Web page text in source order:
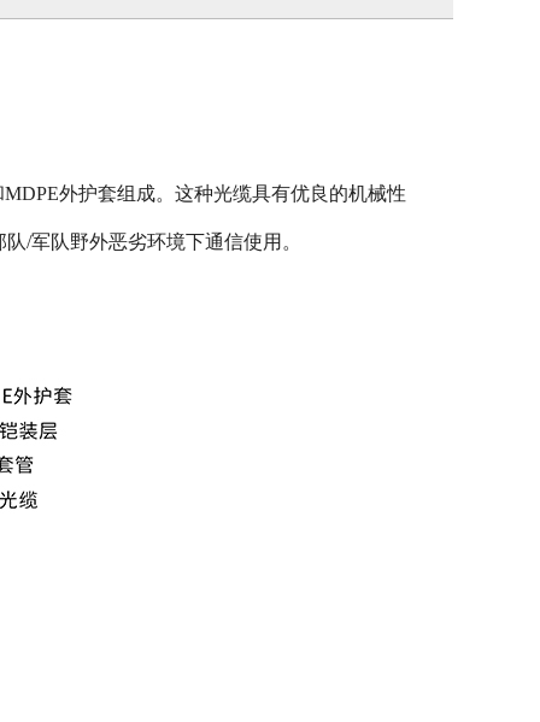
外护套组成。这种光缆具有优良的机械性
/军队野外恶劣环境下通信使用。​​